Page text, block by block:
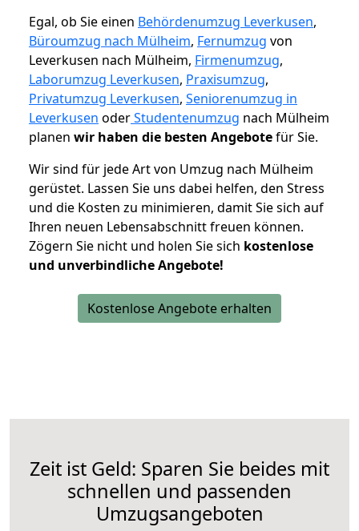
Egal, ob Sie einen Behördenumzug Leverkusen,
Büroumzug nach Mülheim, Fernumzug von
Leverkusen nach Mülheim, Firmenumzug,
Laborumzug Leverkusen, Praxisumzug,
Privatumzug Leverkusen, Seniorenumzug in
Leverkusen oderStudentenumzug nach Mülheim
planen wir haben die besten Angebotefür Sie.
Wir sind für jede Art von Umzug nach Mülheim
gerüstet. Lassen Sie uns dabei helfen, den Stress
und die Kosten zu minimieren, damit Sie sich auf
Ihren neuen Lebensabschnitt freuen können.
Zögern Sie nicht und holen Sie sich kostenlose
und unverbindliche Angebote!
Kostenlose Angebote erhalten
Zeit ist Geld: Sparen Sie beides mit
schnellen und passenden
Umzugsangeboten